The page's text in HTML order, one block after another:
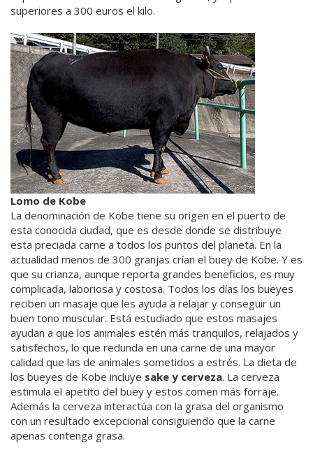
superiores a 300 euros el kilo.
Lomo de Kobe
La denominación de Kobe tiene su origen en el puerto de
esta conocida ciudad, que es desde donde se distribuye
esta preciada carne a todos los puntos del planeta. En la
actualidad menos de 300 granjas crían el buey de Kobe. Y es
que su crianza, aunque reporta grandes beneficios, es muy
complicada, laboriosa y costosa. Todos los días los bueyes
reciben un masaje que les ayuda a relajar y conseguir un
buen tono muscular. Está estudiado que estos masajes
ayudan a que los animales estén más tranquilos, relajados y
satisfechos, lo que redunda en una carne de una mayor
calidad que las de animales sometidos a estrés. La dieta de
los bueyes de Kobe incluye sake y cerveza. La cerveza
estimula el apetito del buey y estos comen más forraje.
Además la cerveza interactúa con la grasa del organismo
con un resultado excepcional consiguiendo que la carne
apenas contenga grasa.